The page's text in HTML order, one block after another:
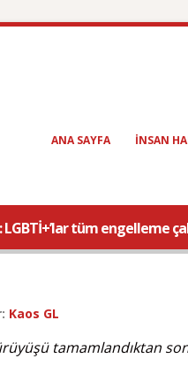
ANA SAYFA INSAN
tüm engelleme
Kaos GL
tamamlandıktan